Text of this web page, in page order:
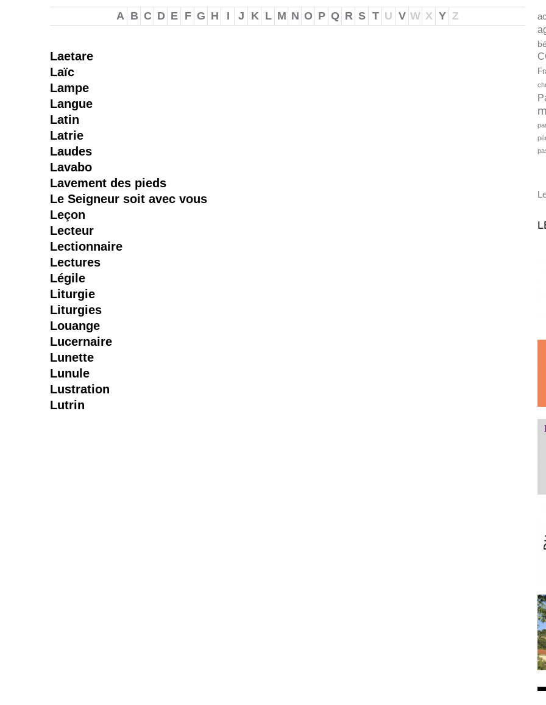
A B C D E F G H I J K L M N O P Q R S T U V W X Y Z
Laetare
Laïc
Lampe
Langue
Latin
Latrie
Laudes
Lavabo
Lavement des pieds
Le Seigneur soit avec vous
Leçon
Lecteur
Lectionnaire
Lectures
Légile
Liturgie
Liturgies
Louange
Lucernaire
Lunette
Lunule
Lustration
Lutrin